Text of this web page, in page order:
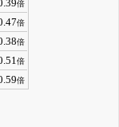
倍
倍
倍
倍
倍